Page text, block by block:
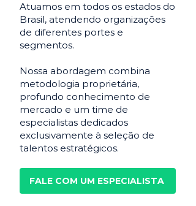
Atuamos em todos os estados do
Brasil, atendendo organizações
de diferentes portes e
segmentos.
Nossa abordagem combina
metodologia proprietária,
profundo conhecimento de
mercado e um time de
especialistas dedicados
exclusivamente à seleção de
talentos estratégicos.
FALE COM UM ESPECIALISTA